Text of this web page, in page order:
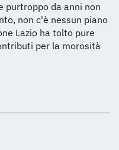
purtroppo da anni non
non c'è nessun piano
Lazio ha tolto pure
per la morosità